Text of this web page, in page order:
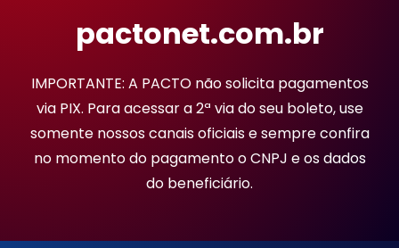
pactonet.com.br
IMPORTANTE: A PACTO não solicita pagamentos
via PIX. Para acessar a 2ª via do seu boleto, use
somente nossos canais oficiais e sempre confira
no momento do pagamento o CNPJ e os dados
do beneficiário.